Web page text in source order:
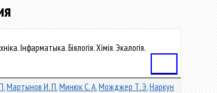
Інфарматыка. Біялогія. Хімія. Экалогія.
Мартынов И. П.Минюк С. А.Можджер Т. Э.Наркун